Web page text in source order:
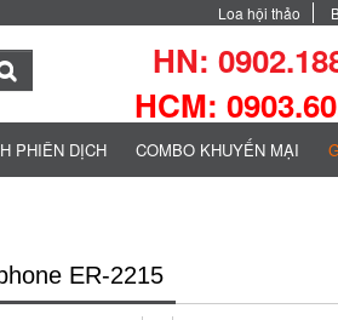
Loa hội thảo
HN:
HCM:
PHIÊN DỊCH COMBO KHUYẾN MẠI
ER-2215